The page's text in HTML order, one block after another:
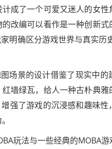
成了一个可爱又迷人的女性
改编可以看作是一种创新式
明确区分游戏世界与真实历
场景的设计借鉴了现实中
墙绿瓦，给人一种古朴典雅
强了游戏的沉浸感和趣味
玩法与一些经典的MOBA游